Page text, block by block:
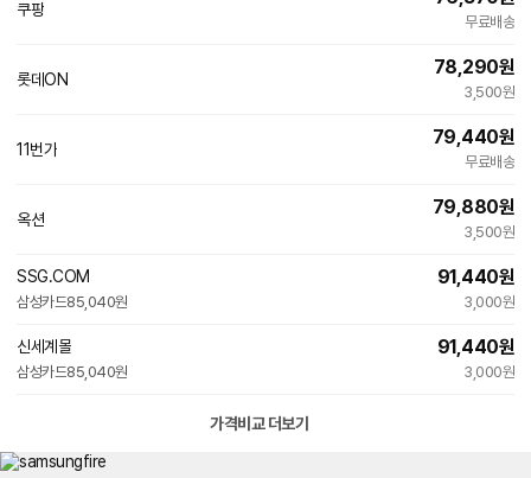
쿠팡
무료배송
롯데ON
78,290원
3,500원
11번가
79,440원
무료배송
옥션
79,880원
3,500원
SSG.COM
삼성카드85,040원
91,440원
3,000원
신세계몰
삼성카드85,040원
91,440원
3,000원
가격비교 더보기